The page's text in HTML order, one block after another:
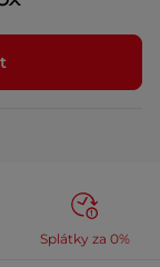
Splátky za 0%